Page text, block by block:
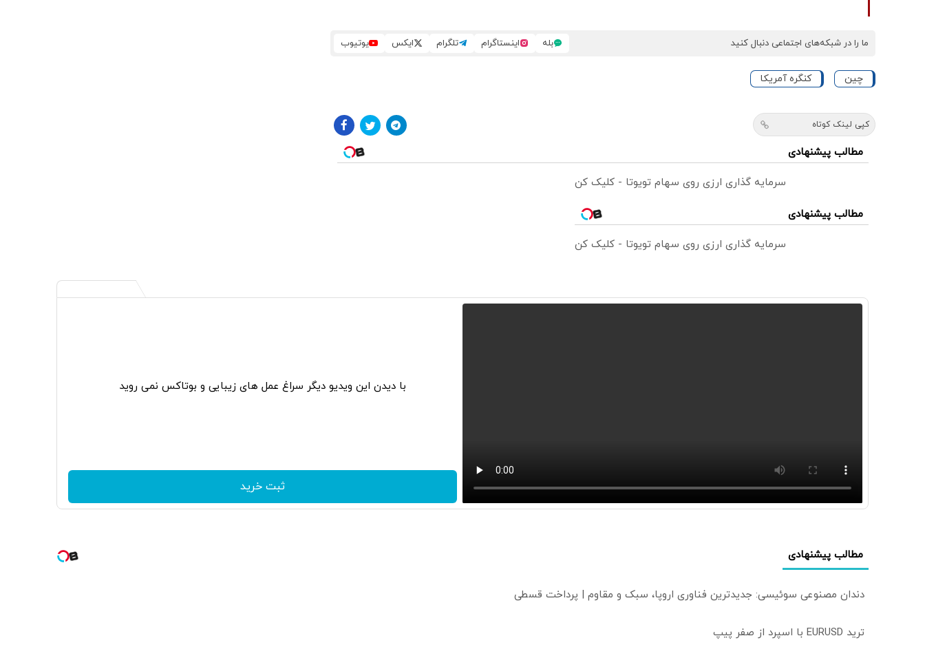
ما را در شبکه‌های اجتماعی دنبال کنید بله اینستاگرام تلگرام ایکس یوتیوب
چین کنگره آمریکا
کپی لینک کوتاه
مطالب پیشنهادی
سرمایه گذاری ارزی روی سهام تویوتا - کلیک کن
مطالب پیشنهادی
سرمایه گذاری ارزی روی سهام تویوتا - کلیک کن
با دیدن این ویدیو دیگر سراغ عمل های زیبایی و بوتاکس نمی روید
ثبت خرید
مطالب پیشنهادی
دندان مصنوعی سوئیسی: جدیدترین فناوری اروپا، سبک و مقاوم | پرداخت قسطی
ترید EURUSD با اسپرد از صفر پیپ